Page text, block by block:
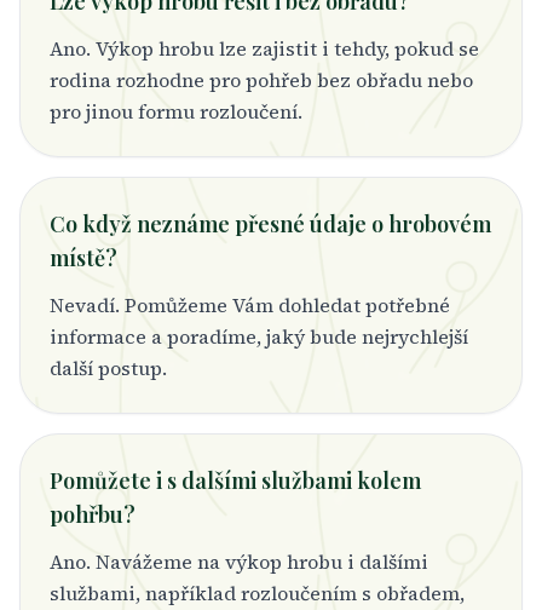
Ano. Výkop hrobu lze zajistit i tehdy, pokud se
rodina rozhodne pro pohřeb bez obřadu nebo
pro jinou formu rozloučení.
Co když neznáme přesné údaje o hrobovém
místě?
Nevadí. Pomůžeme Vám dohledat potřebné
informace a poradíme, jaký bude nejrychlejší
další postup.
Pomůžete i s dalšími službami kolem
pohřbu?
Ano. Navážeme na výkop hrobu i dalšími
službami, například rozloučením s obřadem,